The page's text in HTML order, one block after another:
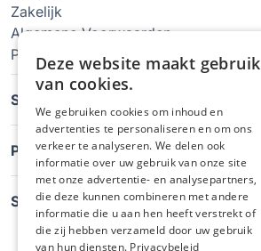
Zakelijk
Algemene Voorwaarden
Privacy Policy
Soorten hoesjes
Producten
Service
Deze website maakt gebruik
van cookies.
We gebruiken cookies om inhoud en
advertenties te personaliseren en om ons
verkeer te analyseren. We delen ook
informatie over uw gebruik van onze site
met onze advertentie- en analysepartners,
die deze kunnen combineren met andere
informatie die u aan hen heeft verstrekt of
die zij hebben verzameld door uw gebruik
van hun diensten. Privacybeleid